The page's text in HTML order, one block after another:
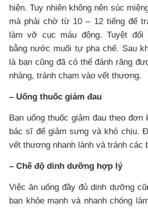
hiện. Tuy nhiên không nên súc
mà phải chờ từ 10 – 12 tiếng để
làm vỡ cục máu đông. Tuyệt đối
bằng nước muối tự pha chế. Sau
là bạn cũng đã có thể đánh răng
nhàng, tránh chạm vào vết thương.
– Uống thuốc giảm đau
Bạn uống thuốc giảm đau theo
bác sĩ để giảm sưng và khó chịu.
vết thương nhanh lành và tránh các
– Chế độ dinh dưỡng hợp lý
Việc ăn uống đầy đủ dinh dưỡng
bạn khỏe mạnh và nhanh chóng